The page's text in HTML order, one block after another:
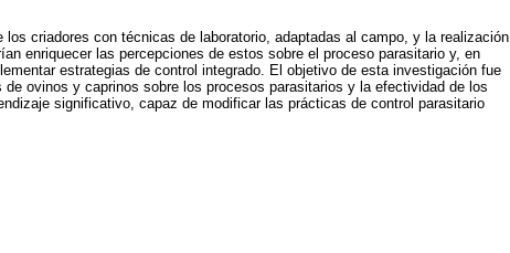
criadores con técnicas de laboratorio, adaptadas al campo, y la realización
enriquecer las percepciones de estos sobre el proceso parasitario y, en
estrategias de control integrado. El objetivo de esta investigación fue
ovinos y caprinos sobre los procesos parasitarios y la efectividad de los
significativo, capaz de modificar las prácticas de control parasitario